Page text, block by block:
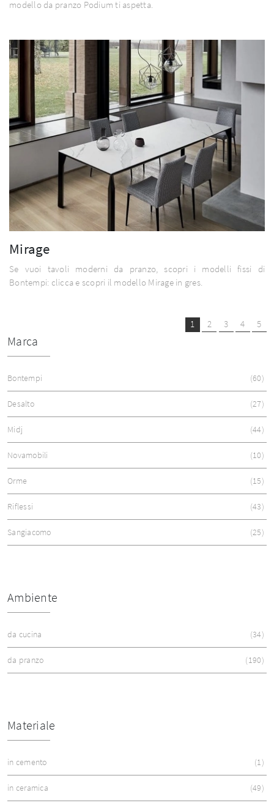
modello da pranzo Podium ti aspetta.
Mirage
Se vuoi tavoli moderni da pranzo, scopri i modelli fissi di
Bontempi: clicca e scopri il modello Mirage in gres.
1 2 3 4 5
Marca
Bontempi 60
Desalto 27
Midj 44
Novamobili 10
Orme 15
Riflessi 43
Sangiacomo 25
Ambiente
da cucina 34
da pranzo 190
Materiale
in cemento 1
in ceramica 49